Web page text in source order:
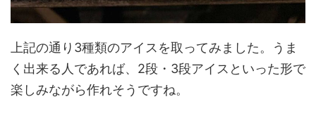
上記の通り3種類のアイスを取ってみました。うま
く出来る人であれば、2段・3段アイスといった形で
楽しみながら作れそうですね。